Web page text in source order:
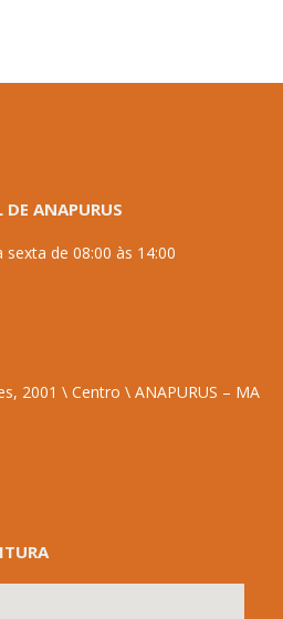
DE ANAPURUS
de 08:00 às 14:00
2001 \ Centro \ ANAPURUS – MA